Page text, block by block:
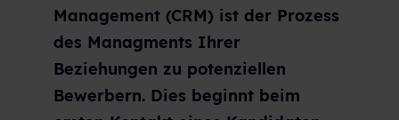
Management (CRM) ist der Prozess
des Managments Ihrer
Beziehungen zu potenziellen
Bewerbern. Dies beginnt beim